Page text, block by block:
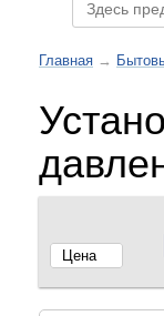
Главная →
Цена